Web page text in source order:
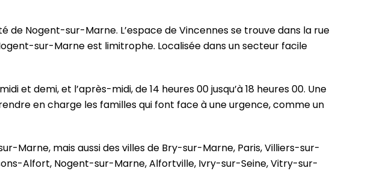
de Nogent-sur-Marne. L’espace de Vincennes se trouve dans la rue
sur-Marne est limitrophe. Localisée dans un secteur facile
demi, et l’après-midi, de 14 heures 00 jusqu’à 18 heures 00. Une
en charge les familles qui font face à une urgence, comme un
Marne, mais aussi des villes de Bry-sur-Marne, Paris, Villiers-sur-
Alfort, Nogent-sur-Marne, Alfortville, Ivry-sur-Seine, Vitry-sur-